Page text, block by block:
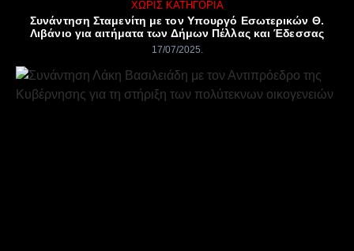
ΧΩΡΊΣ ΚΑΤΗΓΟΡΊΑ
Συνάντηση Σταμενίτη με τον Υπουργό Εσωτερικών Θ.
Λιβάνιο για αιτήματα των Δήμων Πέλλας και Έδεσσας
17/07/2025